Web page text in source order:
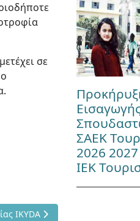
σε
Γερμανίας IKYDA
IKYDA
ΣΑΕΚ
2026
ΙΕΚ